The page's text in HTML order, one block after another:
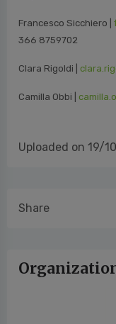
Francesco Sicchiero |
366 8759702
Clara Rigoldi |
Camilla Obbi |
Uploaded on 19/
Share